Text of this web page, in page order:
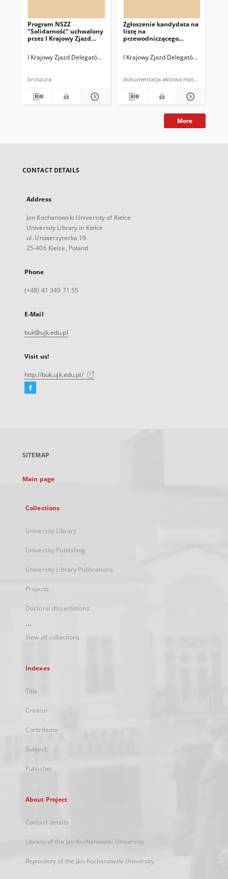
Program NSZZ
"Solidarność" uchwalony
przez I Krajowy Zjazd
I Krajowy Zjazd Delegatów NSZZ "Solidarność"
broszura
Zgłoszenie kandydata na
listę na
przewodniczącego
I Krajowy Zjazd Delegatów NSZZ
dokumentacja aktowa
More
CONTACT DETAILS
Address
Jan Kochanowski University of Kielce
University Library in Kielce
ul. Uniwersytecka 19
25-406 Kielce, Poland
Phone
(+48) 41 349 71 55
E-Mail
buk@ujk.edu.pl
Visit us!
http://buk.ujk.edu.pl/
Facebook
new
SITEMAP
Main page
Collections
University Library
University Publishing
University Library Publications
Projects
Doctoral dissertations
...
View all collections
Indexes
Title
Creator
Contributor
Subject
Publisher
About Project
Contact details
Library of the Jan Kochanowski University
Repository of the Jan Kochanowski University